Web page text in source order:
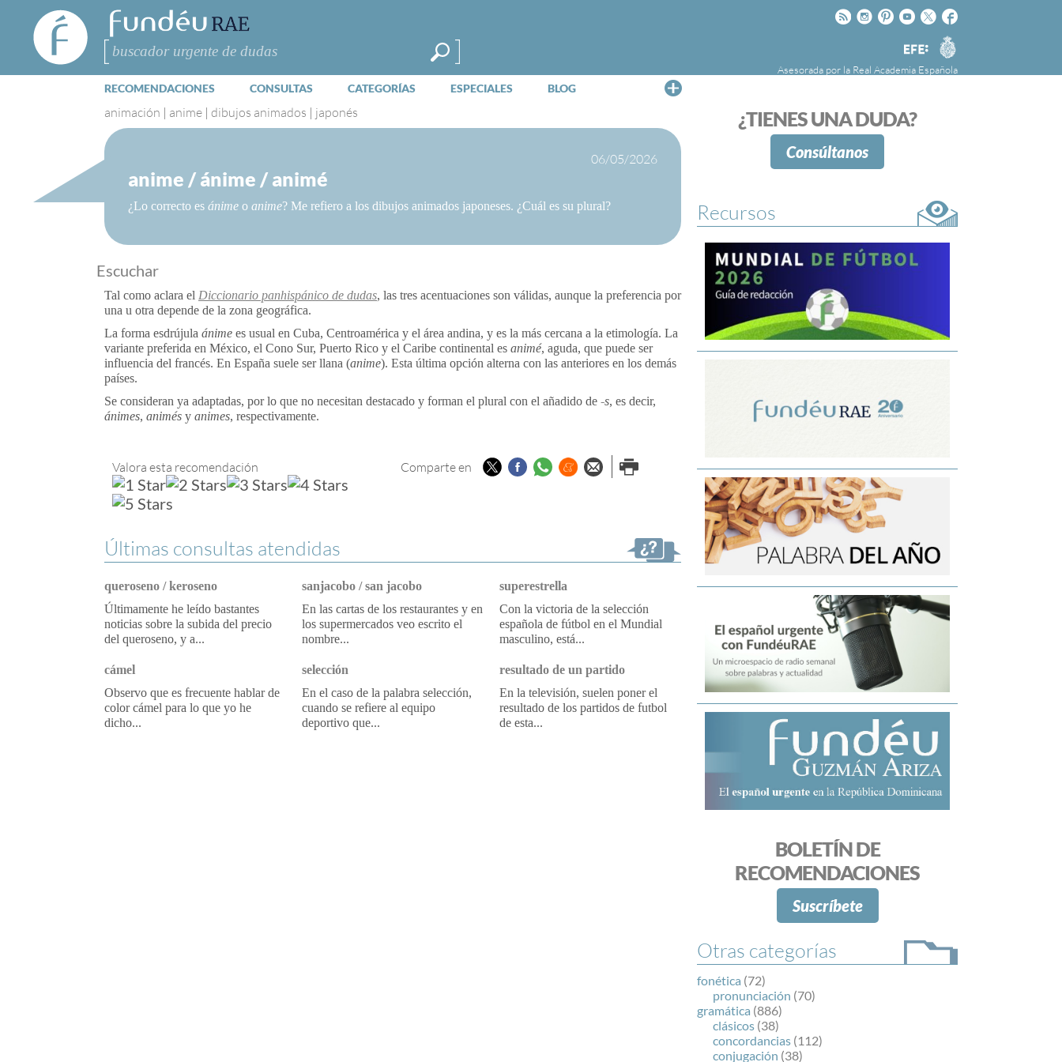
FundéuRAE
- Fundación
del Español
Urgente
Buscar
Facebook
Twitter
Youtube
Pinteres
Instagram
Rss
Agencia
EFE
Asesorada por la Real Academia Española
RECOMENDACIONES CONSULTAS CATEGORÍAS ESPECIALES BLOG
FundéuRAE es una fundación patrocinada por
la Agencia Efe y la Real Academia Española,
cuyo objetivo es colaborar con el buen uso del
¿TIENES UNA DUDA?
Consúltanos
animación | anime | dibujos animados | japonés
06/05/2026
anime / ánime / animé
¿Lo correcto es ánime o anime? Me refiero a los dibujos animados japoneses. ¿Cuál es su plural?
Escuchar
Tal como aclara el Diccionario panhispánico de dudas, las tres acentuaciones son válidas, aunque la preferencia por
una u otra depende de la zona geográfica.
La forma esdrújula ánime es usual en Cuba, Centroamérica y el área andina, y es la más cercana a la etimología. La
variante preferida en México, el Cono Sur, Puerto Rico y el Caribe continental es animé, aguda, que puede ser
influencia del francés. En España suele ser llana (anime). Esta última opción alterna con las anteriores en los demás
países.
Se consideran ya adaptadas, por lo que no necesitan destacado y forman el plural con el añadido de -⁠s, es decir,
ánimes, animés y animes, respectivamente.
Valora esta recomendación Comparte en TwitterFacebook
Whatsapp
Menéame
Enviar porImprimir
Últimas consultas atendidas
queroseno / keroseno
Últimamente he leído bastantes
noticias sobre la subida del precio
del queroseno, y a...
sanjacobo / san jacobo
En las cartas de los restaurantes y en
los supermercados veo escrito el
nombre...
superestrella
Con la victoria de la selección
española de fútbol en el Mundial
masculino, está...
cámel
Observo que es frecuente hablar de
color cámel para lo que yo he
dicho...
selección
En el caso de la palabra selección,
cuando se refiere al equipo
deportivo que...
resultado de un partido
En la televisión, suelen poner el
resultado de los partidos de futbol
de esta...
Recursos
BOLETÍN DE
RECOMENDACIONES
Suscríbete
Otras categorías
fonética (72)
pronunciación (70)
gramática (886)
clásicos (38)
concordancias (112)
conjugación (38)